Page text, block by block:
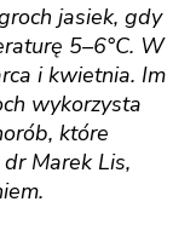
jasiek, gdy
5–6°C. W
i kwietnia. Im
wykorzysta
które
Marek Lis,